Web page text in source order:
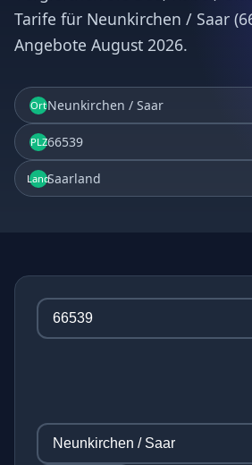
Tarife für Neunkirchen / Saar
Angebote August 2026.
OrtNeunkirchen / Saar
PLZ66539
LandSaarland